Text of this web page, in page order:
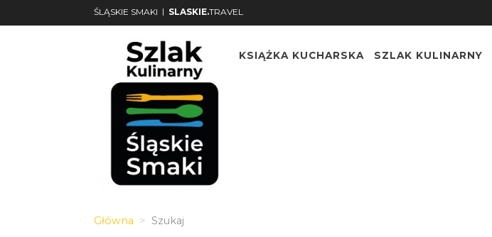
ŚLĄSKIE SMAKI | SLASKIE.TRAVEL
KSIĄŻKA KUCHARSKA SZLAK KULINARNY
Główna Szukaj